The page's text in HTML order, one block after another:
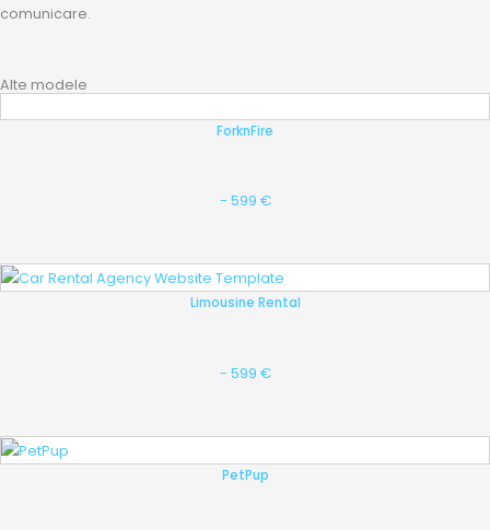
comunicare.
Alte modele
ForknFire
- 599 €
Limousine Rental
- 599 €
PetPup